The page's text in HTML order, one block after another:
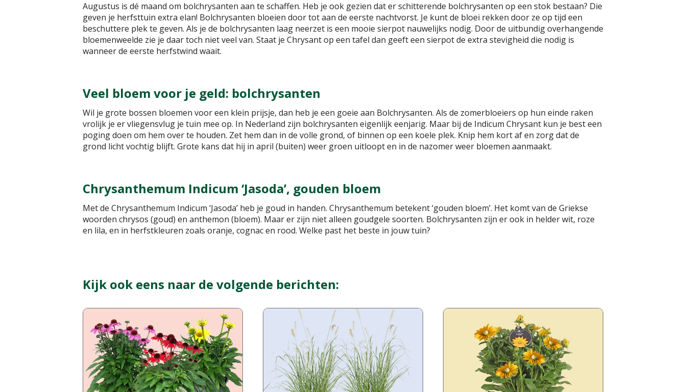
Augustus is dé maand om bolchrysanten aan te schaffen. Heb je ook gezien dat er schitterende bolchrysanten op een stok bestaan? Die
geven je herfsttuin extra elan! Bolchrysanten bloeien door tot aan de eerste nachtvorst. Je kunt de bloei rekken door ze op tijd een
beschuttere plek te geven. Als je de bolchrysanten laag neerzet is een mooie sierpot nauwelijks nodig. Door de uitbundig overhangende
bloemenweelde zie je daar toch niet veel van. Staat je Chrysant op een tafel dan geeft een sierpot de extra stevigheid die nodig is
wanneer de eerste herfstwind waait.
Veel bloem voor je geld: bolchrysanten
Wil je grote bossen bloemen voor een klein prijsje, dan heb je een goeie aan Bolchrysanten. Als de zomerbloeiers op hun einde raken
vrolijk je er vliegensvlug je tuin mee op. In Nederland zijn bolchrysanten eigenlijk eenjarig. Maar bij de Indicum Chrysant kun je best een
poging doen om hem over te houden. Zet hem dan in de volle grond, of binnen op een koele plek. Knip hem kort af en zorg dat de
grond licht vochtig blijft. Grote kans dat hij in april (buiten) weer groen uitloopt en in de nazomer weer bloemen aanmaakt.
Chrysanthemum Indicum ‘Jasoda’, gouden bloem
Met de Chrysanthemum Indicum ‘Jasoda’ heb je goud in handen. Chrysanthemum betekent ‘gouden bloem’. Het komt van de Griekse
woorden chrysos (goud) en anthemon (bloem). Maar er zijn niet alleen goudgele soorten. Bolchrysanten zijn er ook in helder wit, roze
en lila, en in herfstkleuren zoals oranje, cognac en rood. Welke past het beste in jouw tuin?
Kijk ook eens naar de volgende berichten: